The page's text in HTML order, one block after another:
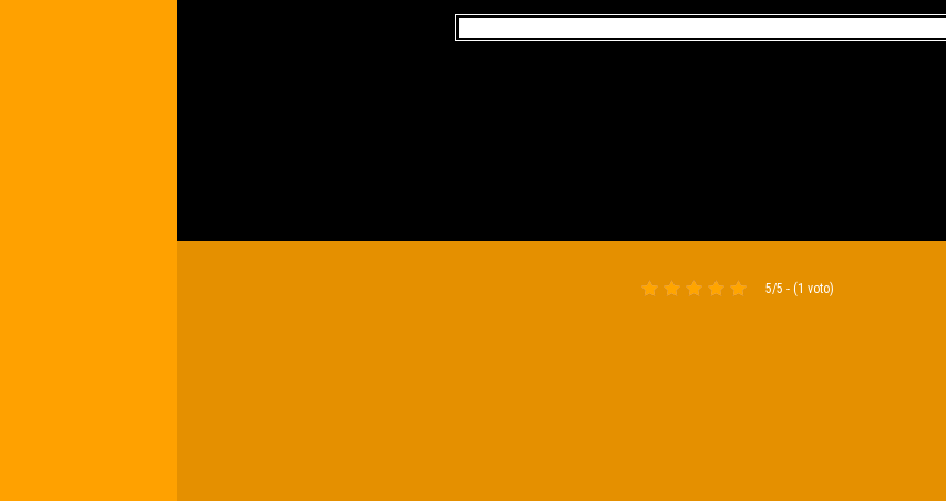
5/5 - (1 voto)